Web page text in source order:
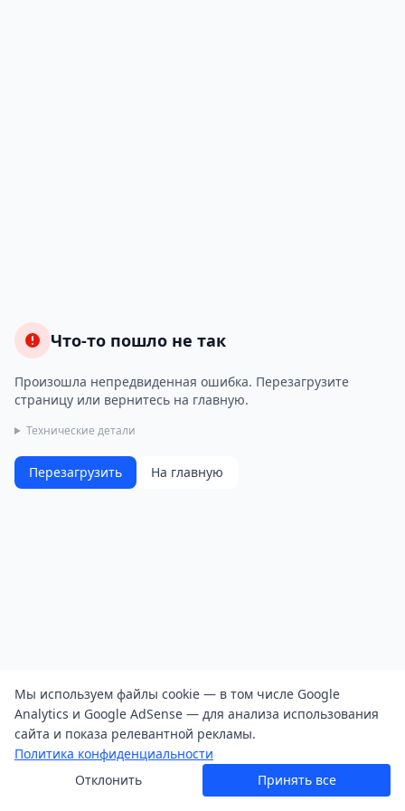
Что-то пошло не так
Произошла непредвиденная ошибка. Перезагрузите
страницу или вернитесь на главную.
Технические детали
Перезагрузить На главную
Мы используем файлы cookie — в том числе Google
Analytics и Google AdSense — для анализа использования
сайта и показа релевантной рекламы.
Политика конфиденциальности
Отклонить
Принять все